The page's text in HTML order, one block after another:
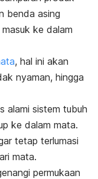
benda asing
ke dalam
, hal ini akan
nyaman, hingga
alami sistem tubuh
ke dalam mata.
tetap terlumasi
mata.
permukaan